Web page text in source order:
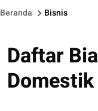
Beranda Bisnis
Daftar